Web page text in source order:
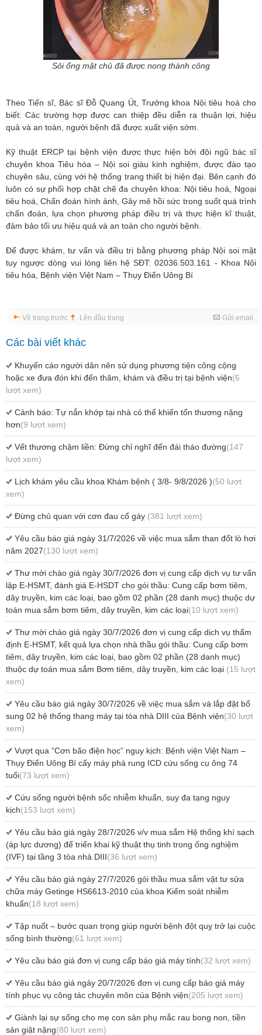
Sỏi ống mật chủ đã được nong thành công
Theo Tiến sĩ, Bác sĩ Đỗ Quang Út, Trưởng khoa Nội tiêu hoá cho
biết: Các trường hợp được can thiệp đều diễn ra thuận lợi, hiệu
quả và an toàn, người bệnh đã được xuất viện sớm.
Kỹ thuật ERCP tại bệnh viện được thực hiện bởi đội ngũ bác sĩ
chuyên khoa Tiêu hóa – Nội soi giàu kinh nghiệm, được đào tạo
chuyên sâu, cùng với hệ thống trang thiết bị hiện đại. Bên cạnh đó
luôn có sự phối hợp chặt chẽ đa chuyên khoa: Nội tiêu hoá, Ngoại
tiêu hoá, Chẩn đoán hình ảnh, Gây mê hồi sức trong suốt quá trình
chẩn đoán, lựa chọn phương pháp điều trị và thực hiện kĩ thuật,
đảm bảo tối ưu hiệu quả và an toàn cho người bệnh.
Để được khám, tư vấn và điều trị bằng phương pháp Nội soi mật
tụy ngược dòng vui lòng liên hệ SĐT: 02036.503.161 - Khoa Nội
tiêu hóa, Bệnh viện Việt Nam – Thụy Điển Uông Bí
Về trang trước Lên đầu trang Gửi email
Các bài viết khác
Khuyến cáo người dân nên sử dụng phương tiện công cộng
hoặc xe đưa đón khi đến thăm, khám và điều trị tại bệnh viện(6
lượt xem)
Cảnh báo: Tự nắn khớp tại nhà có thể khiến tổn thương nặng
hơn(9 lượt xem)
Vết thương chậm liền: Đừng chỉ nghĩ đến đái tháo đường(147
lượt xem)
Lịch khám yêu cầu khoa Khám bệnh ( 3/8- 9/8/2026 )(50 lượt
xem)
Đừng chủ quan với cơn đau cổ gáy (381 lượt xem)
Yêu cầu báo giá ngày 31/7/2026 về việc mua sắm than đốt lò hơi
năm 2027(130 lượt xem)
Thư mời chào giá ngày 30/7/2026 đơn vị cung cấp dịch vụ tư vấn
lập E-HSMT, đánh giá E-HSDT cho gói thầu: Cung cấp bơm tiêm,
dây truyền, kim các loại, bao gồm 02 phần (28 danh mục) thuộc dự
toán mua sắm bơm tiêm, dây truyền, kim các loại(10 lượt xem)
Thư mời chào giá ngày 30/7/2026 đơn vị cung cấp dịch vụ thẩm
định E-HSMT, kết quả lựa chọn nhà thầu gói thầu: Cung cấp bơm
tiêm, dây truyền, kim các loại, bao gồm 02 phần (28 danh mục)
thuộc dự toán mua sắm Bơm tiêm, dây truyền, kim các loại (15 lượt
xem)
Yêu cầu báo giá ngày 30/7/2026 về việc mua sắm và lắp đặt bổ
sung 02 hệ thống thang máy tại tòa nhà DIII của Bệnh viện(30 lượt
xem)
Vượt qua “Cơn bão điện học” nguy kịch: Bệnh viện Việt Nam –
Thụy Điển Uông Bí cấy máy phá rung ICD cứu sống cụ ông 74
tuổi(73 lượt xem)
Cứu sống người bệnh sốc nhiễm khuẩn, suy đa tạng nguy
kịch(153 lượt xem)
Yêu cầu báo giá ngày 28/7/2026 v/v mua sắm Hệ thống khí sạch
(áp lực dương) để triển khai kỹ thuật thụ tinh trong ống nghiệm
(IVF) tại tầng 3 tòa nhà DIII(36 lượt xem)
Yêu cầu báo giá ngày 27/7/2026 gói thầu mua sắm vật tư sửa
chữa máy Getinge HS6613-2010 của khoa Kiểm soát nhiễm
khuẩn(18 lượt xem)
Tập nuốt – bước quan trọng giúp người bệnh đột quỵ trở lại cuộc
sống bình thường(61 lượt xem)
Yêu cầu báo giá đơn vị cung cấp báo giá máy tính(32 lượt xem)
Yêu cầu báo giá ngày 20/7/2026 đơn vị cung cấp báo giá máy
tính phục vụ công tác chuyên môn của Bệnh viện(205 lượt xem)
Giành lại sự sống cho mẹ con sản phụ mắc rau bong non, tiền
sản giật nặng(80 lượt xem)